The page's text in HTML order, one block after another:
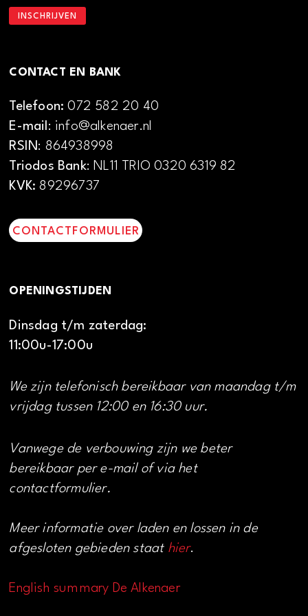
CONTACT EN BANK
Telefoon:072 582 20 40
E-mail: info@alkenaer.nl
RSIN: 864938998
Triodos Bank: NL11 TRIO 0320 6319 82
KVK: 89296737
CONTACTFORMULIER
OPENINGSTIJDEN
Dinsdag t/m zaterdag:
11:00u-17:00u
We zijn telefonisch bereikbaar van maandag t/m
vrijdag tussen 12:00 en 16:30 uur.
Vanwege de verbouwing zijn we beter
bereikbaar per e-mail of via het
contactformulier.
Meer informatie over laden en lossen in de
afgesloten gebieden staat hier.
English summary De Alkenaer